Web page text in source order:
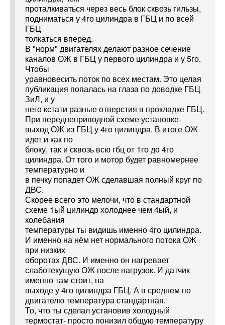
проталкиваться через весь блок сквозь гильзы,
подниматься у 4го цилиндра в ГБЦ и по всей
ГБЦ
толкаться вперед.
В "норм" двигателях делают разное сечение
каналов ОЖ в ГБЦ у первого цилиндра и у 5го.
Чтобы
уравновесить поток по всех местам. Это целая
публикация попалась на глаза по доводке ГБЦ
ЗиЛ, и у
него кстати разные отверстия в прокладке ГБЦ.
При переднеприводной схеме установке-
выход ОЖ из ГБЦ у 4го цилиндра. В итоге ОЖ
идет и как по
блоку, так и сквозь всю гбц от 1го до 4го
цилиндра. От того и мотор будет равномернее
температурно и
в печку попадет ОЖ сделавшая полный круг по
ДВС.
Скорее всего это мелочи, что в стандартной
схеме 1ый цилиндр холоднее чем 4ый, и
колебания
температуры ты видишь именно 4го цилиндра.
И именно на нём нет нормального потока ОЖ
при низких
оборотах ДВС. И именно он нагревает
слаботекущую ОЖ после нагрузок. И датчик
именно там стоит, на
выходе у 4го цилиндра ГБЦ. А в среднем по
двигателю температура стандартная.
То, что ты сделал установив холодный
термостат- просто понизил общую температуру